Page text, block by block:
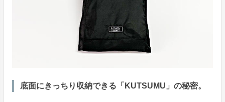
底面にきっちり収納できる「KUTSUMU」の秘密。